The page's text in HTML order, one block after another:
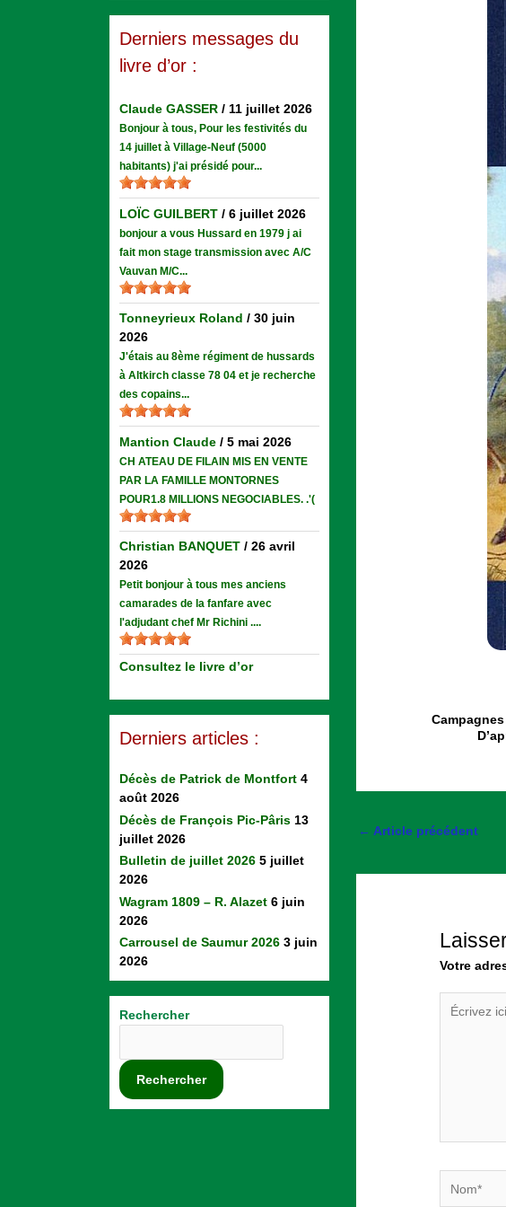
Derniers messages du
livre d’or :
Claude GASSER / 11 juillet 2026
Bonjour à tous, Pour les festivités du
14 juillet à Village-Neuf (5000
habitants) j'ai présidé pour...
LOÏC GUILBERT /6 juillet 2026
bonjour a vous Hussard en 1979 j ai
fait mon stage transmission avec A/C
Vauvan M/C...
Tonneyrieux Roland /30 juin
2026
J'étais au 8ème régiment de hussards
à Altkirch classe 78 04 et je recherche
des copains...
Mantion Claude /5 mai 2026
CH ATEAU DE FILAIN MIS EN VENTE
PAR LA FAMILLE MONTORNES
POUR1.8 MILLIONS NEGOCIABLES. .'(
Christian BANQUET /26 avril
2026
Petit bonjour à tous mes anciens
camarades de la fanfare avec
l'adjudant chef Mr Richini ....
Consultez le livre d’or
Derniers articles :
Décès de Patrick de Montfort 4
août 2026
Décès de François Pic-Pâris 13
juillet 2026
Bulletin de juillet 2026 5 juillet
2026
Wagram 1809 – R. Alazet 6 juin
2026
Carrousel de Saumur 2026 3 juin
2026
Rechercher
Rechercher
← Article précédent
Votre
ici…